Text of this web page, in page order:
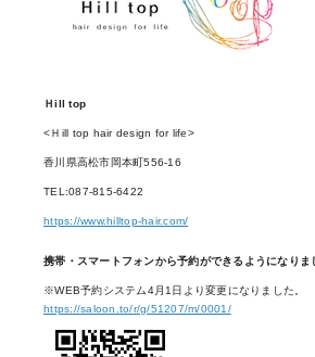
Ｈill top
<Ｈill top hair design for life>
香川県高松市岡本町556-16
TEL:087-815-6422
https://www.hilltop-hair.com/
携帯・スマートフォンから予約ができるようになりま
※WEB予約システム4月1日より変更になりました。
https://saloon.to/r/g/51207/m/0001/